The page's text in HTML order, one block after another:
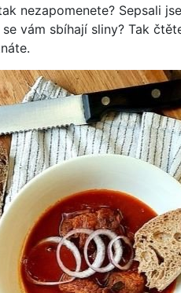
nezapomenete? Sepsali
vám sbíhají sliny? Tak